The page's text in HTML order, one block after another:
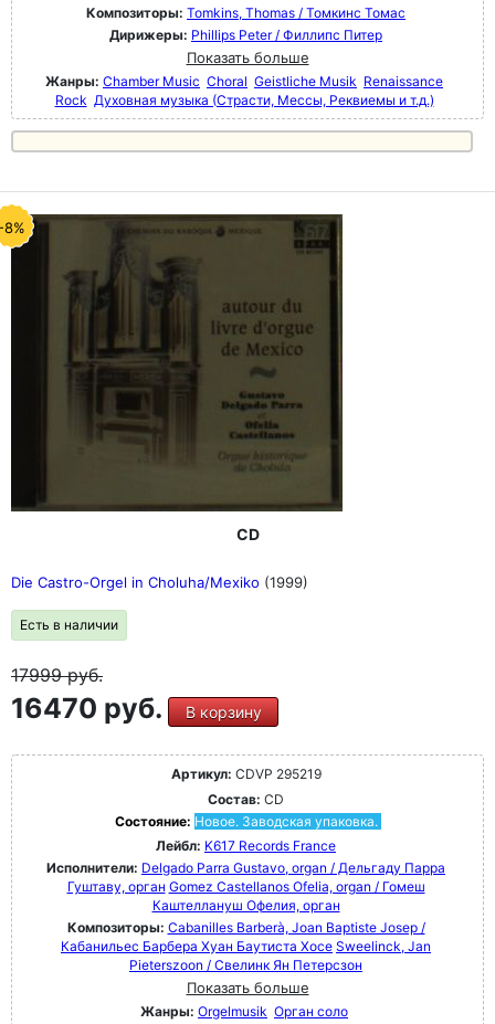
Композиторы: Tomkins, Thomas / Томкинс Томас
Дирижеры: Phillips Peter / Филлипс Питер
Показать больше
Жанры: Chamber Music Choral Geistliche Musik Renaissance
Rock Духовная музыка (Страсти, Мессы, Реквиемы и т.д.)
8%
CD
Die Castro-Orgel in Choluha/Mexiko (1999)
Есть в наличии
17999руб.
16470 руб. В корзину
Артикул: CDVP 295219
Состав: CD
Состояние: Новое. Заводская упаковка.
Лейбл: K617 Records France
Исполнители: Delgado Parra Gustavo, organ / Дельгаду Парра
Гуштаву, орган Gomez Castellanos Ofelia, organ / Гомеш
Каштеллануш Офелия, орган
Композиторы: Cabanilles Barberà, Joan Baptiste Josep /
Кабанильес Барбера Хуан Баутиста Хосе Sweelinck, Jan
Pieterszoon / Свелинк Ян Петерсзон
Показать больше
Жанры: Orgelmusik Орган соло